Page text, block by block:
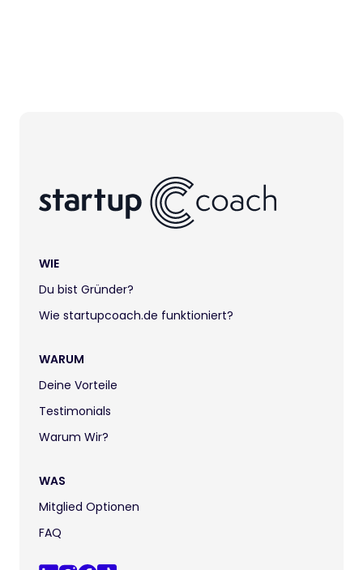
WIE
Du bist Gründer?
Wie startupcoach.de funktioniert?
WARUM
Deine Vorteile
Testimonials
Warum Wir?
WAS
Mitglied Optionen
FAQ